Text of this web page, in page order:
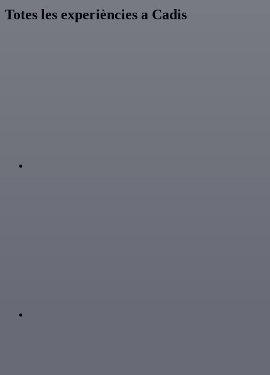
Totes les experiències a Cadis